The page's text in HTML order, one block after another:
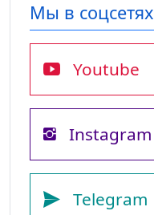
Мы в соцсетях
Youtube
Instagram
Telegram